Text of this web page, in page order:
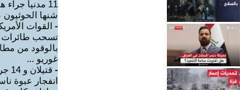
11 مدنياً
شنها
- القوات
تسحب طائرات
بالوقود من
غوريو ...
-
انفجار عبوة